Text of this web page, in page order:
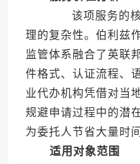
该项服务的核
理的复杂性。伯利兹
监管体系融合了英联
件格式、认证流程、
业代办机构凭借对当
规避申请过程中的潜
为委托人节省大量时
适用对象范围